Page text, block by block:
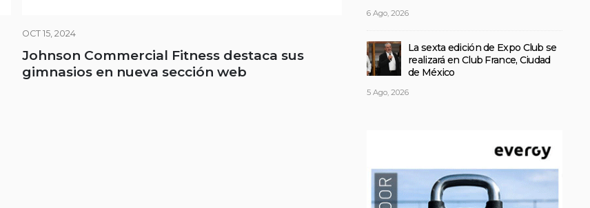
OCT 15, 2024
Johnson Commercial Fitness destaca sus
gimnasios en nueva sección web
6 Ago, 2026
La sexta edición de Expo Club se
realizará en Club France, Ciudad
de México
5 Ago, 2026